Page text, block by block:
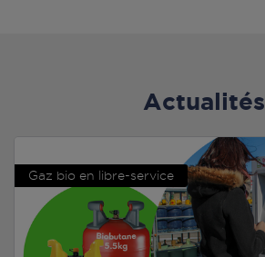
Actualités
Gaz bio en libre-service